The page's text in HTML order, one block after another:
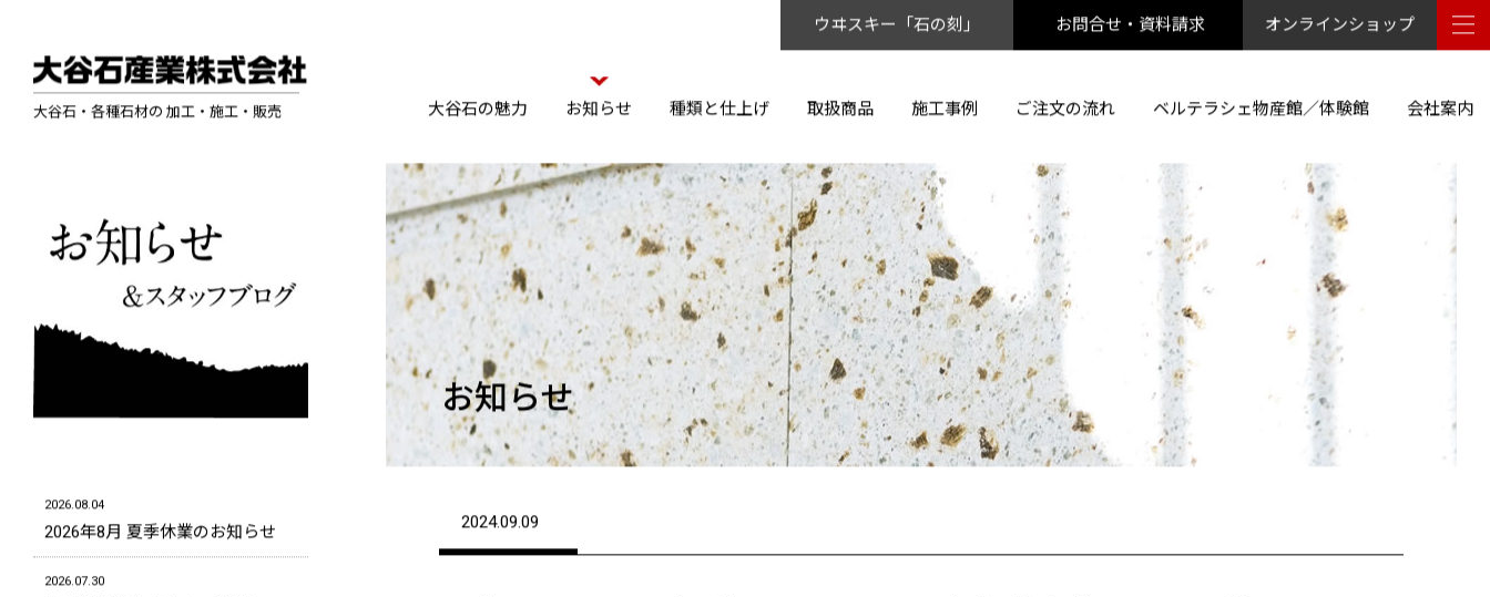
大谷石・各種石材の 加工・施工・販売 大谷石の魅力 お知らせ 種類と仕上げ 取扱商品 施工事例 ご注文の流れ ベルテラシェ物産館／体験館 会社案内
ウヰスキー「石の刻」 お問合せ・資料請求 オンラインショップ
お知らせ
2024.09.09
2026.08.04
2026年8月 夏季休業のお知らせ
2026.07.30